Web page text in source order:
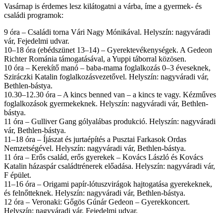
Vasárnap is érdemes lesz kilátogatni a várba, íme a gyermek- és
családi programok:
9 óra – Családi torna Vári Nagy Mónikával. Helyszín: nagyváradi
vár, Fejedelmi udvar.
10–18 óra (ebédszünet 13–14) – Gyerektevékenységek. A Gedeon
Richter Románia támogatásával, a Yuppi táborral közösen.
10 óra – Kerekítő manó – baba-mama foglalkozás 0–3 éveseknek,
Sziráczki Katalin foglalkozásvezetővel. Helyszín: nagyváradi vár,
Bethlen-bástya.
10.30–12.30 óra – A kincs benned van – a kincs te vagy. Kézműves
foglalkozások gyermekeknek. Helyszín: nagyváradi vár, Bethlen-
bástya.
11 óra – Gulliver Gang gólyalábas produkció. Helyszín: nagyváradi
vár, Bethlen-bástya.
11–18 óra – Íjászat és jurtaépítés a Pusztai Farkasok Ordas
Nemzetségével. Helyszín: nagyváradi vár, Bethlen-bástya.
11 óra – Erős család, erős gyerekek – Kovács László és Kovács
Katalin házaspár családtrénerek előadása. Helyszín: nagyváradi vár,
F épület.
11–16 óra – Origami papír-lótuszvirágok hajtogatása gyerekeknek,
és felnőtteknek. Helyszín: nagyváradi vár, Bethlen-bástya.
12 óra – Veronaki: Gőgös Gúnár Gedeon – Gyerekkoncert.
Helyszín: nagyváradi vár, Fejedelmi udvar.